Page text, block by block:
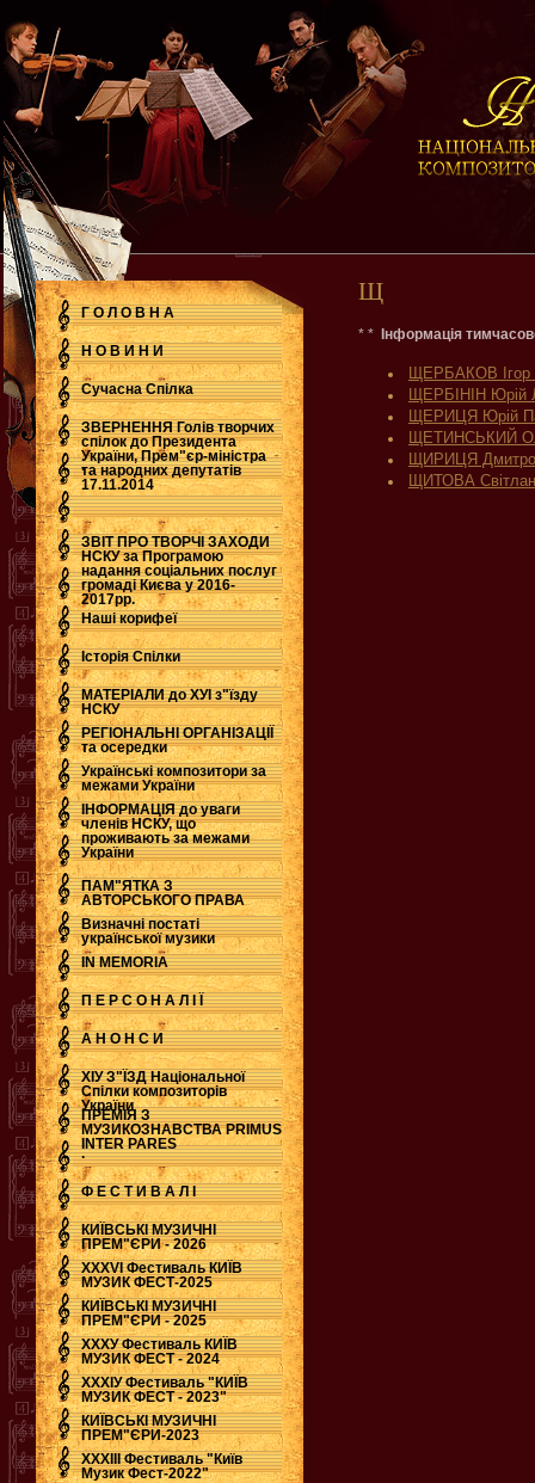
Г О Л О В Н А
Н О В И Н И
Сучасна Cпілка
ЗВЕРНЕННЯ Голів творчих
спілок до Президента
України, Прем"єр-міністра
та народних депутатів
17.11.2014
.
ЗВІТ ПРО ТВОРЧІ ЗАХОДИ
НСКУ за Програмою
надання соціальних послуг
громаді Києва у 2016-
2017рр.
.
Наші корифеї
Історія Спілки
МАТЕРІАЛИ до ХУІ з"їзду
НСКУ
РЕГІОНАЛЬНІ ОРГАНІЗАЦІЇ
та осередки
Українські композитори за
межами України
ІНФОРМАЦІЯ до уваги
членів НСКУ, що
проживають за межами
України
ПАМ"ЯТКА З
АВТОРСЬКОГО ПРАВА
Визначні постаті
української музики
IN MEMORIA
П Е Р С О Н А Л І Ї
А Н О Н С И
ХІУ З"ЇЗД Національної
Спілки композиторів
України
ПРЕМІЯ З
МУЗИКОЗНАВСТВА PRIMUS
INTER PARES
.
Ф Е С Т И В А Л І
КИЇВСЬКІ МУЗИЧНІ
ПРЕМ"ЄРИ - 2026
ХХХVI Фестиваль КИЇВ
МУЗИК ФЕСТ-2025
КИЇВСЬКІ МУЗИЧНІ
ПРЕМ"ЄРИ - 2025
ХХХУ Фестиваль КИЇВ
МУЗИК ФЕСТ - 2024
ХХХІУ Фестиваль "КИЇВ
МУЗИК ФЕСТ - 2023"
КИЇВСЬКІ МУЗИЧНІ
ПРЕМ"ЄРИ-2023
ХХХІІІ Фестиваль "Київ
Музик Фест-2022"
Щ
* * Інформація
ЩЕРБАКОВ Ігор
ЩЕРБІНІН Юрій
ЩЕРИЦЯ Юрій
ЩЕТИНСЬКИЙ
ЩИРИЦЯ Дмитро
ЩИТОВА